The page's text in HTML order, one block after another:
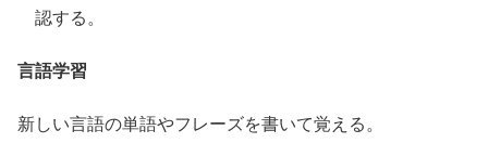
認する。
言語学習
新しい言語の単語やフレーズを書いて覚える。